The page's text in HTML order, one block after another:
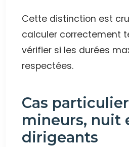
Cette distinction est
calculer correctement
vérifier si les durées
respectées.
Cas
mineurs, nuit
dirigeants